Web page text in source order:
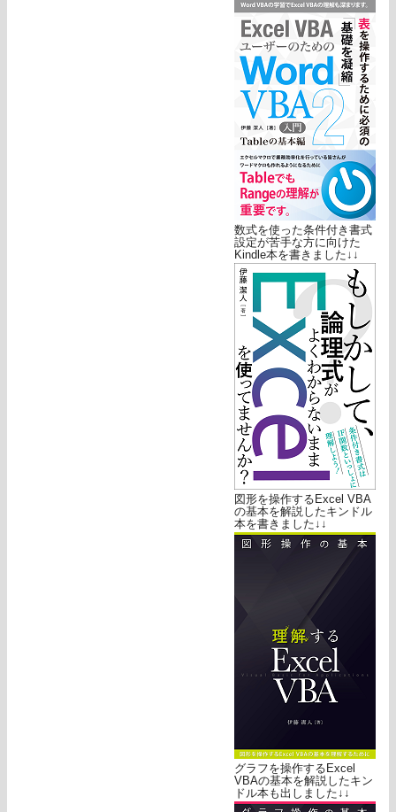
数式を使った条件付き書式
設定が苦手な方に向けた
Kindle本を書きました↓↓
図形を操作するExcel VBA
の基本を解説したキンドル
本を書きました↓↓
グラフを操作するExcel
VBAの基本を解説したキン
ドル本も出しました↓↓